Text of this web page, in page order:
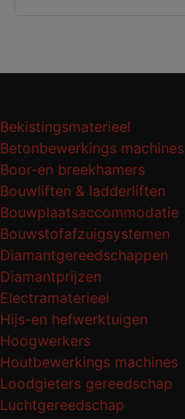
Bekistingsmaterieel
Betonbewerkings machines
Boor-en breekhamers
Bouwliften & ladderliften
Bouwplaatsaccommodatie
Bouwstofafzuigsystemen
Diamantgereedschappen
Diamantprijzen
Electramaterieel
Hijs-en hefwerktuigen
Hoogwerkers
Houtbewerkings machines
Loodgieters gereedschap
Luchtgereedschap